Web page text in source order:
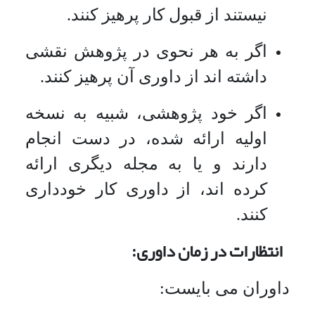
نیستند از قبول کار پرهیز کنند.
اگر به هر نحوی در پژوهش نقشی
داشته اند از داوری آن پرهیز کنند.
اگر خود پژوهشی، شبیه به نسخه
اولیه ارائه شده، در دست انجام
دارند و یا به مجله دیگری ارائه
کرده اند، از داوری کار خودداری
کنند.
انتظارات در زمان داوری:
داوران می بایست: